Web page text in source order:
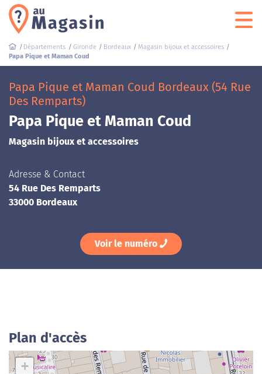
Départements Gironde Bordeaux
Magasin bijoux et accessoires
Papa Pique et Maman Coud
Papa Pique et Maman Coud Bordeaux (54 Rue
Des Remparts)
Papa Pique et Maman Coud
Magasin bijoux et accessoires
Adresse & Contact
54 Rue Des Remparts
33000 Bordeaux
Voir le numéro
Plan d'accès
+